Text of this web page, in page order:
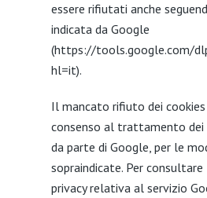
essere rifiutati anche
indicata da Google
(https://tools.google.com/
hl=it).
Il mancato rifiuto dei
consenso al trattamento dei
da parte di Google, per le
sopraindicate. Per
privacy relativa al servizio